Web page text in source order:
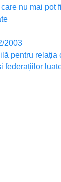
nu mai pot
2003
pentru relația
federațiilor